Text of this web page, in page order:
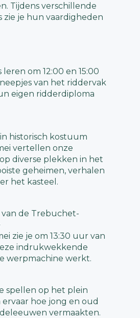
Tijdens verschillende
zie je hun vaardigheden
om 12:00 en 15:00
van het riddervak
eigen ridderdiploma
historisch kostuum
vertellen onze
diverse plekken in het
geheimen, verhalen
het kasteel.
de Trebuchet-
zie je om 13:30 uur van
indrukwekkende
werpmachine werkt.
spellen op het plein
hoe jong en oud
vermaakten.